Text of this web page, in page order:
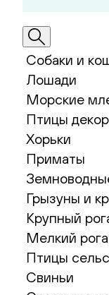
Собаки и
Лошади
Морские
Птицы
Хорьки
Приматы
Грызуны и
Крупный
Мелкий
Птицы
Свиньи